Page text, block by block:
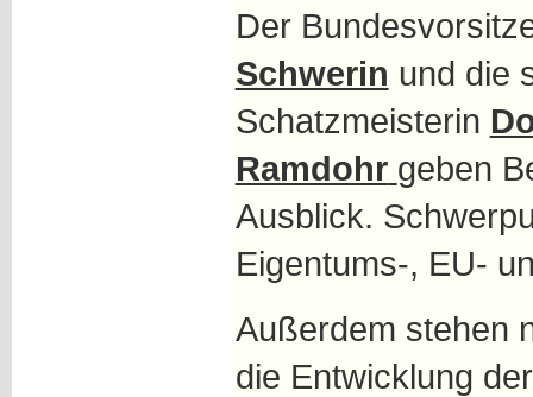
Der
Schwerin und die
Schatzmeisterin
Ramdohr geben
Ausblick.
Eigentums-, EU-
Außerdem stehen
die Entwicklung